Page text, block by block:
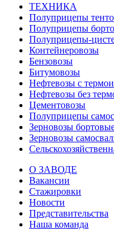
ТЕХНИКА
Полуприцепы
Полуприцепы
Полуприцепы-
Контейнеровозы
Бензовозы
Битумовозы
Нефтевозы с
Нефтевозы без
Цементовозы
Полуприцепы
Зерновозы
Зерновозы
О ЗАВОДЕ
Вакансии
Стажировки
Новости
Представительства
Наша команда